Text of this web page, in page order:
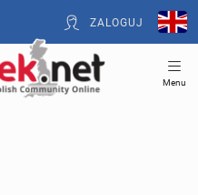
ZALOGUJ
Menu